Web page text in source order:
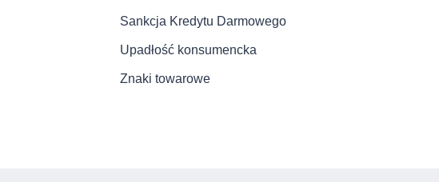
Sankcja Kredytu Darmowego
Upadłość konsumencka
Znaki towarowe